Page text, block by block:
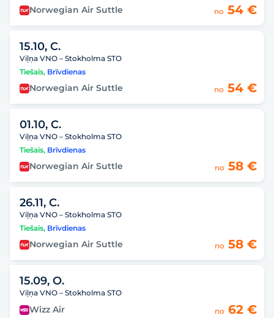
Norwegian Air Suttle no 54 €
15.10, C.
Viļņa VNO – Stokholma STO
Tiešais, Brīvdienas
Norwegian Air Suttle no 54 €
01.10, C.
Viļņa VNO – Stokholma STO
Tiešais, Brīvdienas
Norwegian Air Suttle no 58 €
26.11, C.
Viļņa VNO – Stokholma STO
Tiešais, Brīvdienas
Norwegian Air Suttle no 58 €
15.09, O.
Viļņa VNO – Stokholma STO
Wizz Air no 62 €